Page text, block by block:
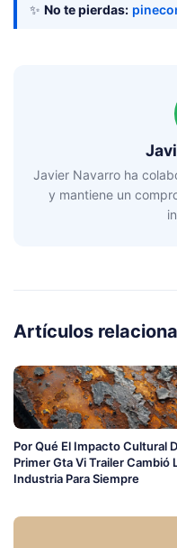
✨ No te pierdas:
Javier Navarro ha
y mantiene un
Artículos
Por Qué El Impacto Cultural
Primer Gta Vi Trailer Cambió
Industria Para Siempre